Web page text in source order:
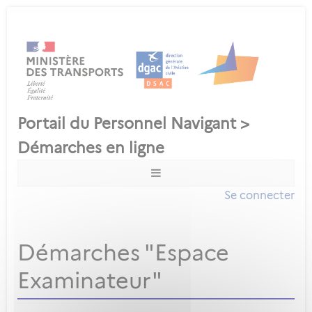
Se connecter
Démarches "Espace
Examinateur"